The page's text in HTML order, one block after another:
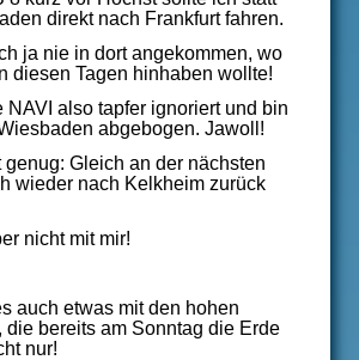
direkt nach Frankfurt fahren.
ja nie in dort angekommen, wo
diesen Tagen hinhaben wollte!
NAVI also tapfer ignoriert und bin
abgebogen. Jawoll!
Gleich an der nächsten
wieder nach Kelkheim zurück
nicht mit mir!
auch etwas mit den hohen
die bereits am Sonntag die Erde
nur!